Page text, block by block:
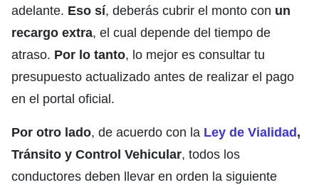
adelante. Eso sí, deberás cubrir el monto con un
recargo extra, el cual depende del tiempo de
atraso. Por lo tanto, lo mejor es consultar tu
presupuesto actualizado antes de realizar el pago
en el portal oficial.
Por otro lado, de acuerdo con la Ley de Vialidad,
Tránsito y Control Vehicular, todos los
conductores deben llevar en orden la siguiente